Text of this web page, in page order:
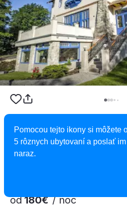
Vila Lavína
Penzión, Vysoké Tatry, Slovensko
7 apartmánov, 1 - 4 osoby, 38 - 55 m
od180€ / noc
Pomocou tejto ikony si môžete
5 rôznych ubytovaní a poslať
naraz.